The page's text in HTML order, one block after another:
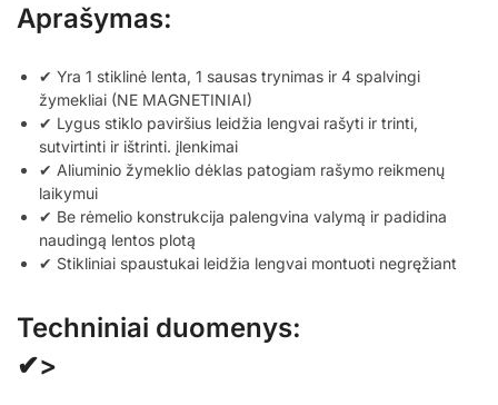
Aprašymas:
✔ Yra 1 stiklinė lenta, 1 sausas trynimas ir 4 spalvingi
žymekliai (NE MAGNETINIAI)
✔ Lygus stiklo paviršius leidžia lengvai rašyti ir trinti,
sutvirtinti ir ištrinti. įlenkimai
✔ Aliuminio žymeklio dėklas patogiam rašymo reikmenų
laikymui
✔ Be rėmelio konstrukcija palengvina valymą ir padidina
naudingą lentos plotą
✔ Stikliniai spaustukai leidžia lengvai montuoti negręžiant
Techniniai duomenys:
✔>